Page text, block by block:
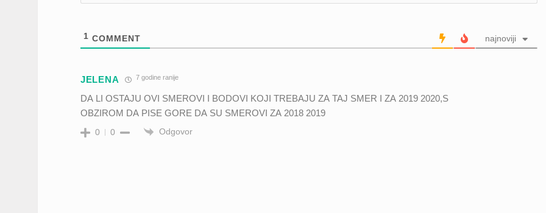
1 COMMENT najnoviji
JELENA 7 godine ranije
DA LI OSTAJU OVI SMEROVI I BODOVI KOJI TREBAJU ZA TAJ SMER I ZA 2019 2020,S
OBZIROM DA PISE GORE DA SU SMEROVI ZA 2018 2019
0 0 Odgovor